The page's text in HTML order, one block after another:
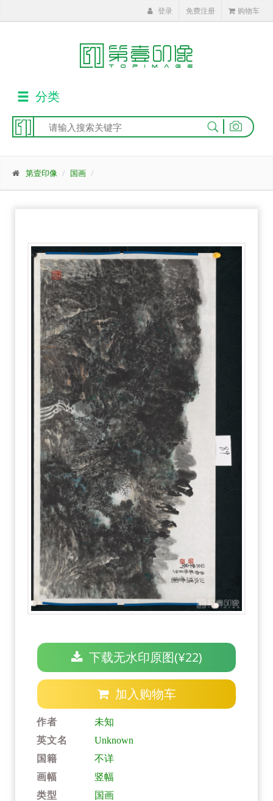
登录 免费注册 购物车
分类
|
第壹印像 国画
下载无水印原图(¥22)
加入购物车
作者
未知
英文名
Unknown
国籍
不详
画幅
竖幅
类型
国画